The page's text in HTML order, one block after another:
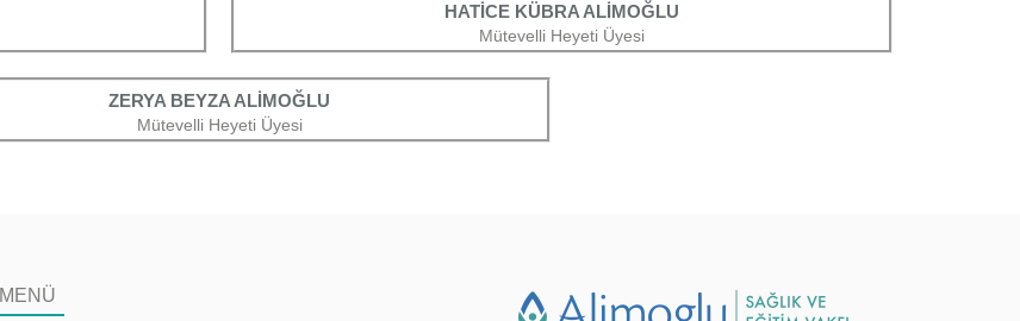
HATİCE KÜBRA ALİMOĞLU
Mütevelli Heyeti Üyesi
ZERYA BEYZA ALİMOĞLU
Mütevelli Heyeti Üyesi
MENÜ